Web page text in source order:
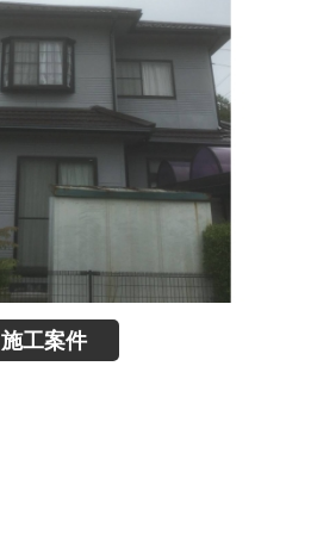
施工案件